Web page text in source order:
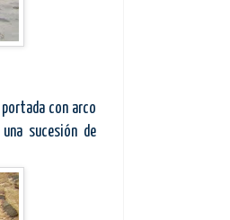
con arco
sucesión de